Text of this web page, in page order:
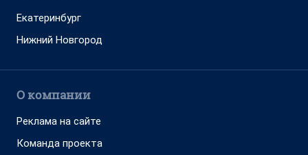
Екатеринбург
Нижний Новгород
О компании
Реклама на сайте
Команда проекта